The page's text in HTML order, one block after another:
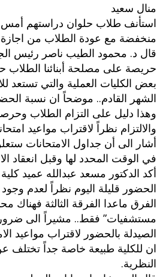
منال سعيد
استأنف طلاب حلوان دراستهم
منخفضة مع عودة الطلاب من
قال د. محمود الطيب ناصر رئيس
حريصة على مصلحة أبنائنا الطلاب
بعض الكليات العملية والتي تستعد
الشهر القادم.. موضحاً ان نسبة
وهذا دليل على التزام الطلاب
والالتزام نظراً لاقتراب مواعيد
أشار الى أن جداول الامتحانات
في الوقت المحدد لها وقبل انعقاد
أكد الدكتور مسعد عبدالله عميد
الحضور قليلة اليوم نظراً لعدم
الفرق ماعدا الفرقة الثالثة فهناك
مستشفيات” فقط.. مشيراً الى
الصيدلة بالحضور لاقتراب مواعيد
ان للكلية طبيعة خاصة جداً تختلف
النظرية.